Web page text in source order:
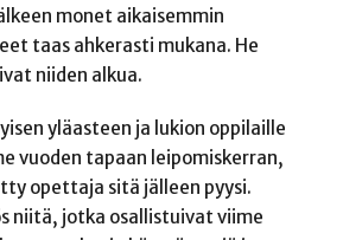
monet aikaisemmin
taas ahkerasti mukana. He
niiden alkua.
yläasteen ja lukion oppilaille
vuoden tapaan leipomiskerran,
opettaja sitä jälleen pyysi.
niitä, jotka osallistuivat viime